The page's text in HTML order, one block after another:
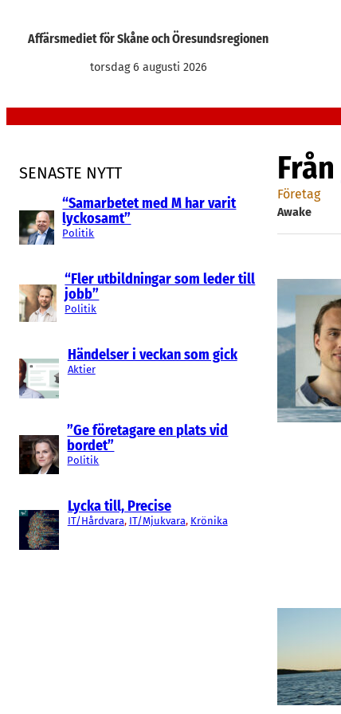
Affärsmediet för Skåne och Öresundsregionen
torsdag 6 augusti 2026
SENASTE NYTT
“Samarbetet med M har varit
lyckosamt”
Politik
“Fler utbildningar som leder till
jobb”
Politik
Händelser i veckan som gick
Aktier
”Ge företagare en plats vid
bordet”
Politik
Lycka till, Precise
IT/Hårdvara, IT/Mjukvara, Krönika
Från
Företag
Awake